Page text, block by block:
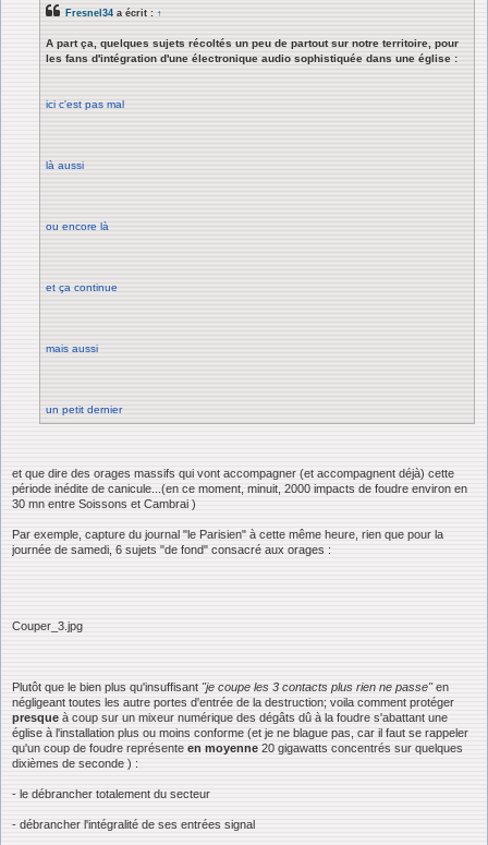
Fresnel34 a écrit : ↑
A part ça, quelques sujets récoltés un peu de partout sur notre territoire, pour
les fans d'intégration d'une électronique audio sophistiquée dans une église :
ici c'est pas mal
là aussi
ou encore là
et ça continue
mais aussi
un petit dernier
et que dire des orages massifs qui vont accompagner (et accompagnent déjà) cette
période inédite de canicule...(en ce moment, minuit, 2000 impacts de foudre environ en
30 mn entre Soissons et Cambrai )
Par exemple, capture du journal "le Parisien" à cette même heure, rien que pour la
journée de samedi, 6 sujets "de fond" consacré aux orages :
Couper_3.jpg
Plutôt que le bien plus qu'insuffisant "je coupe les 3 contacts plus rien ne passe"en
négligeant toutes les autre portes d'entrée de la destruction; voila comment protéger
presque à coup sur un mixeur numérique des dégâts dû à la foudre s'abattant une
église à l'installation plus ou moins conforme (et je ne blague pas, car il faut se rappeler
qu'un coup de foudre représente en moyenne 20 gigawatts concentrés sur quelques
dixièmes de seconde ) :
- le débrancher totalement du secteur
- débrancher l'intégralité de ses entrées signal